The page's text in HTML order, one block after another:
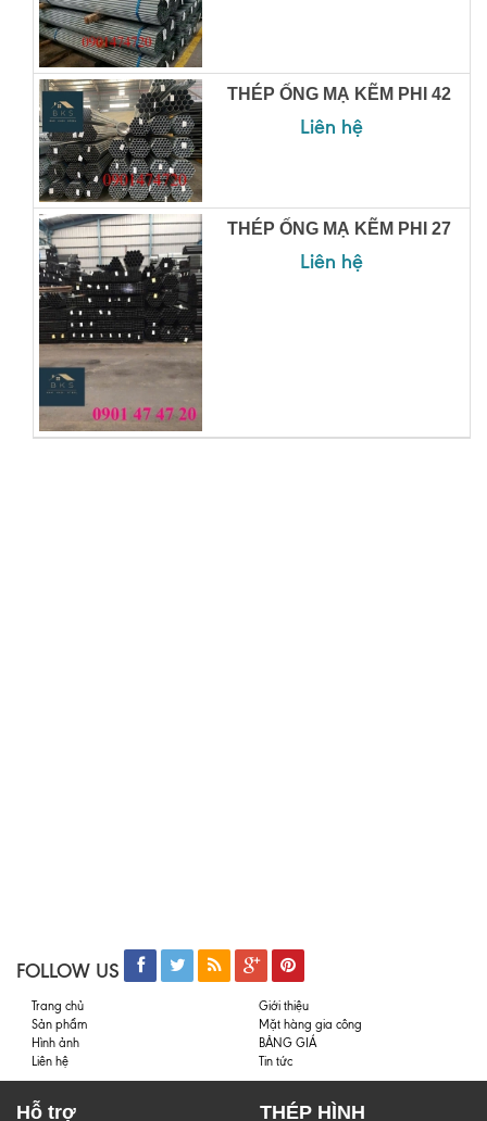
THÉP ỐNG MẠ KẼM PHI 42
Liên hệ
THÉP ỐNG MẠ KẼM PHI 27
Liên hệ
FOLLOW US
Trang chủ
Giới thiệu
Sản phẩm
Mặt hàng gia công
Hình ảnh
BẢNG GIÁ
Liên hệ
Tin tức
Hỗ trợ THÉP HÌNH